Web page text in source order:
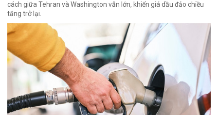
cách giữa Tehran và Washington vẫn lớn, khiến giá dầu đảo chiều
tăng trở lại.